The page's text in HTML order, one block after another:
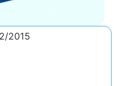
2015